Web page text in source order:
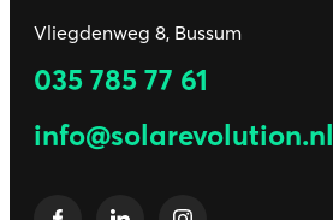
Vliegdenweg 8, Bussum
035 785 77 61
info@solarevolution.nl